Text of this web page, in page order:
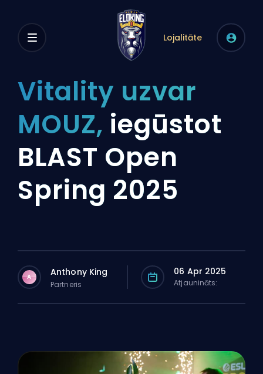
Lojalitāte
Vitality uzvar
MOUZ, iegūstot
BLAST Open
Spring 2025
A Anthony King
Partneris
06 Apr 2025
Atjaunināts: